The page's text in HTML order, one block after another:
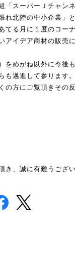
「スーパーＪチャン
北陸の中小企業」
る月に１度のコーナ
イデア商材の販売
めがね以外に今後
邁進して参ります。
方にご覧頂きその
き、誠に有難うござい